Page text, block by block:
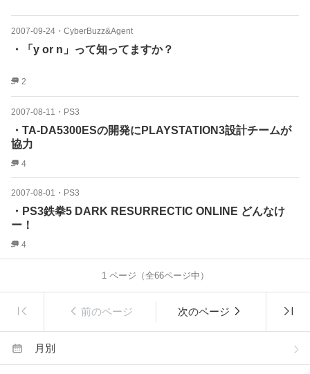
2007-09-24 ・ CyberBuzz&Agent
・「y or n」って知ってますか？
2
2007-08-11 ・ PS3
・TA-DA5300ESの開発にPLAYSTATION3設計チームが
協力
4
2007-08-01 ・ PS3
・PS3鉄拳5 DARK RESURRECTIC ONLINE どんなけ
ー！
4
1ページ（全66ページ中）
前のページ 次のページ
月別